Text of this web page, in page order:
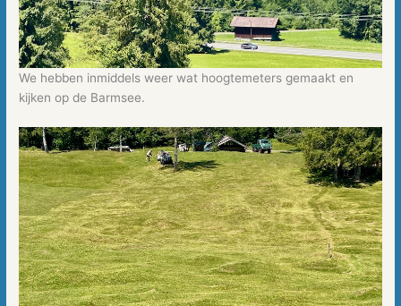
We hebben inmiddels weer wat hoogtemeters gemaakt en
kijken op de Barmsee.